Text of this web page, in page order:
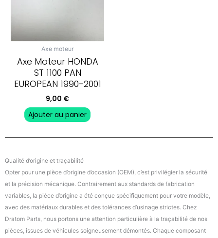
Axe moteur
Axe Moteur HONDA
ST 1100 PAN
EUROPEAN 1990-2001
9,00 €
Ajouter au panier
Qualité d’origine et traçabilité
Opter pour une pièce d’origine d’occasion (OEM), c’est privilégier la sécurité
et la précision mécanique. Contrairement aux standards de fabrication
variables, la pièce d’origine a été conçue spécifiquement pour votre modèle,
avec des matériaux durables et des tolérances d’usinage strictes. Chez
Dratom Parts, nous portons une attention particulière à la traçabilité de nos
pièces, issues de véhicules soigneusement démontés. Chaque composant